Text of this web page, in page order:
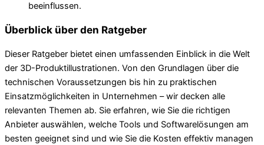
beeinflussen.
Überblick über den Ratgeber
Dieser Ratgeber bietet einen umfassenden Einblick in die Welt
der 3D-Produktillustrationen. Von den Grundlagen über die
technischen Voraussetzungen bis hin zu praktischen
Einsatzmöglichkeiten in Unternehmen – wir decken alle
relevanten Themen ab. Sie erfahren, wie Sie die richtigen
Anbieter auswählen, welche Tools und Softwarelösungen am
besten geeignet sind und wie Sie die Kosten effektiv managen